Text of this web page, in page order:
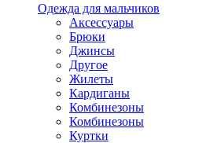
Одежда для мальчиков
Аксессуары
Брюки
Джинсы
Другое
Жилеты
Кардиганы
Комбинезоны
Комбинезоны
Куртки